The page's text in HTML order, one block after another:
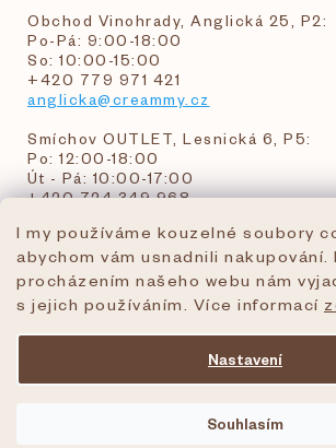
I my používáme kouzelné soubory
abychom vám usnadnili nakupování.
procházením našeho webu nám
s jejich používáním. Více informací
Nastavení
Souhlasím
Obchod Vinohrady, Anglická 25, P2:
Po-Pá: 9:00-18:00
So: 10:00-15:00
+420 779 971 421
anglicka@creammy.cz
Smíchov OUTLET, Lesnická 6, P5:
Po: 12:00-18:00
Út - Pá: 10:00-17:00
+420 724 349 968
objednavky@creammy.cz
tel:+420 724 349 968
creammy.cz